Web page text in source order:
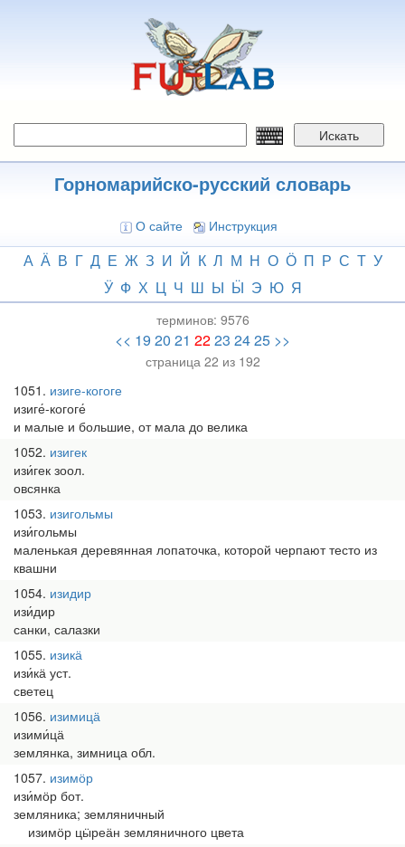
Искать
Горномарийско-русский словарь
О сайте Инструкция
А Ӓ В Г Д Е Ж З И Й К Л М Н О Ӧ П Р С Т У
Ӱ Ф Х Ц Ч Ш Ы Ӹ Э Ю Я
терминов: 9576
<< 19 20 21 2223 2425 >>
страница 22 из 192
1051 изиге-когоге
изиге́-когоге́
и малые и большие, от мала до велика
1052 изигек
изи́гек зоол.
овсянка
1053 изигольмы
изи́гольмы
маленькая деревянная лопаточка, которой черпают тесто из
квашни
1054 изидир
изи́дир
санки, салазки
1055 изикӓ
изи́кӓ уст.
светец
1056 изимицӓ
изими́цӓ
землянка, зимница обл.
1057 изимӧр
изи́мӧр бот.
земляника; земляничный
изимӧр цӹреӓн земляничного цвета